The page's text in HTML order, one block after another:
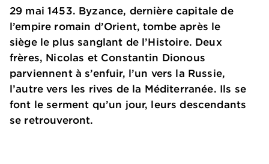
29 mai 1453. Byzance, dernière capitale de
l’empire romain d’Orient, tombe après le
siège le plus sanglant de l’Histoire. Deux
frères, Nicolas et Constantin Dionous
parviennent à s’enfuir, l’un vers la Russie,
l’autre vers les rives de la Méditerranée. Ils se
font le serment qu’un jour, leurs descendants
se retrouveront.